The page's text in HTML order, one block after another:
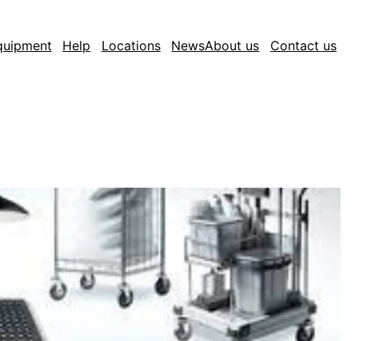
Help Locations NewsAbout us Contact us